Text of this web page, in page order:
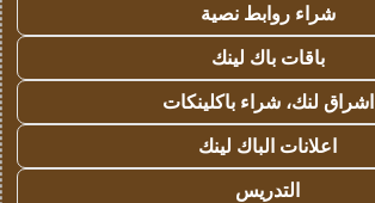
شراء روابط نصية
باقات باك لينك
اشراق لنك، شراء باكلينكات
اعلانات الباك لينك
التدريس